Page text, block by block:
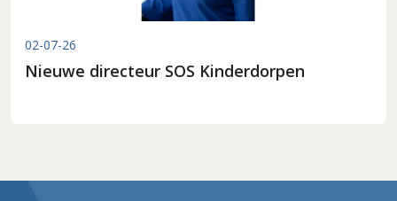
02-07-26
Nieuwe directeur SOS Kinderdorpen